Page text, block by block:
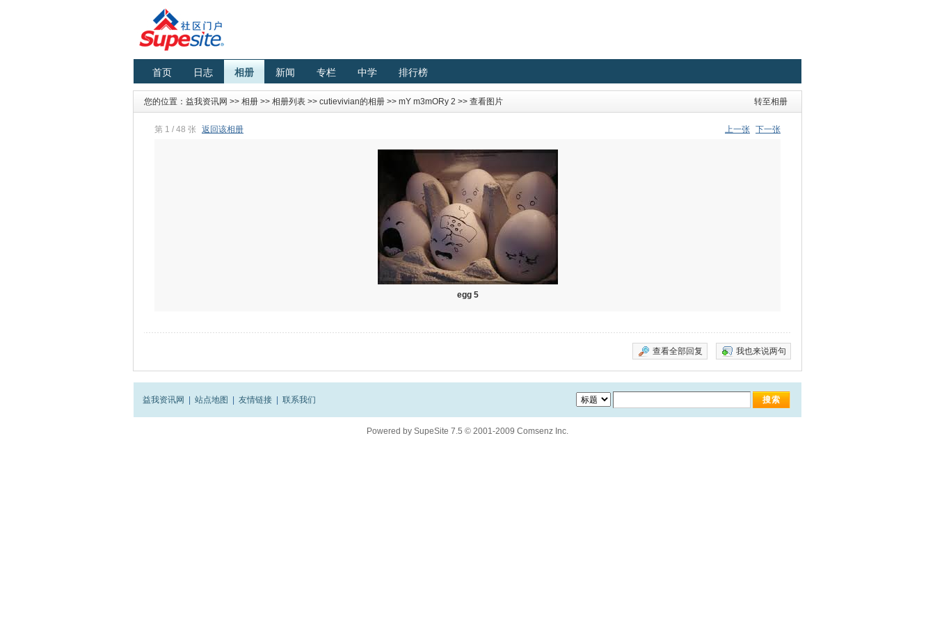
首页 日志 相册 新闻 专栏 中学 排行榜
转至相册
您的位置： 益我资讯网 >> 相册 >> 相册列表 >> cutievivian的相册 >> mY m3mORy 2 >> 查看图片
第 1 / 48 张 返回该相册 上一张 下一张
egg 5
我也来说两句
查看全部回复
益我资讯网 站点地图 友情链接 联系我们
Powered by SupeSite 7.5 © 2001-2009 Comsenz Inc.